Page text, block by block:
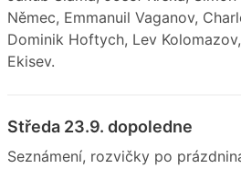
Němec, Emmanuil Vaganov,
Dominik Hoftych, Lev
Ekisev.
Středa 23.9. dopoledne
Seznámení, rozvičky po